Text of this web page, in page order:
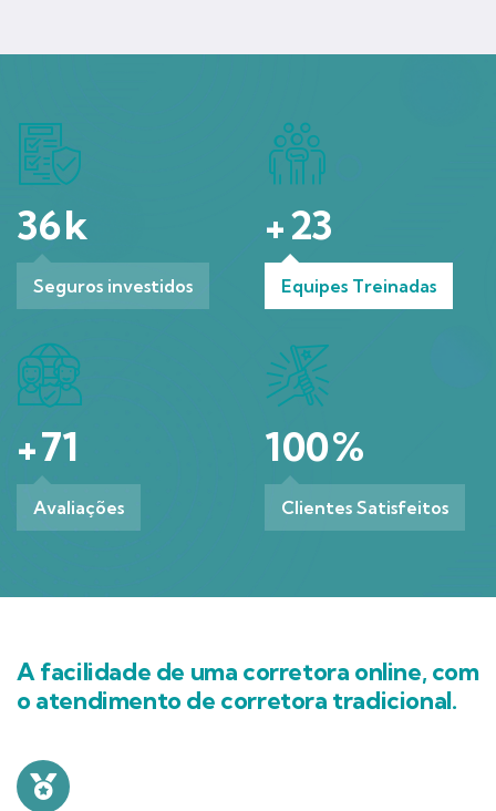
36k
Seguros investidos
+23
Equipes Treinadas
+71
Avaliações
100%
Clientes Satisfeitos
A facilidade de uma corretora online, com
o atendimento de corretora tradicional.